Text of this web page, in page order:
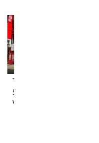
Taito Station, Shinjuku
South Entrance Game
World